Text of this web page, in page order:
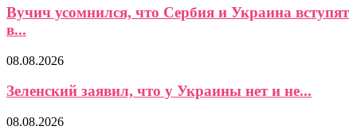
Вучич усомнился, что Сербия и Украина вступят
в...
08.08.2026
Зеленский заявил, что у Украины нет и не...
08.08.2026